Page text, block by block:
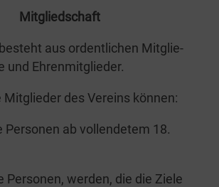
Mit­glied­schaft
aus ordent­li­chen Mit­glie­
und Ehrenmitglieder.
Mit­glie­der des Ver­eins können:
ab voll­ende­tem 18.
wer­den, die die Zie­le